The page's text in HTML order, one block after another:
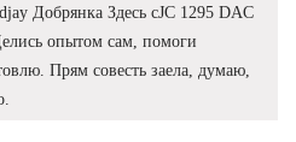
Добрянка Здесь cJC 1295 DAC
опытом сам, помоги
Прям совесть заела, думаю,